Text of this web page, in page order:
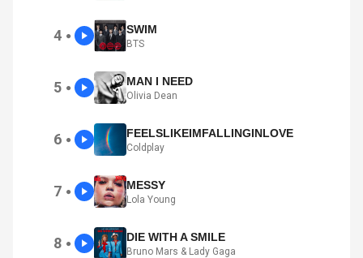
4 ● SWIM
BTS
5 ● MAN I NEED
Olivia Dean
6 ● FEELSLIKEIMFALLINGINLOVE
Coldplay
7 ● MESSY
Lola Young
8 ● DIE WITH A SMILE
Bruno Mars & Lady Gaga